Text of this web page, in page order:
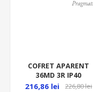
COFRET APARENT
36MD 3R IP40
ECT36MEDIAPO
216,86 lei 226,80 lei